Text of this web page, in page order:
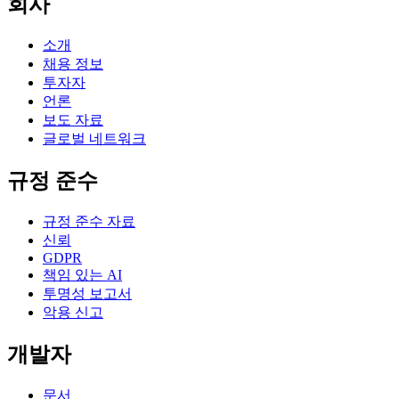
소개
채용 정보
투자자
언론
보도 자료
글로벌 네트워크
규정 준수
규정 준수 자료
신뢰
GDPR
책임 있는 AI
투명성 보고서
악용 신고
개발자
문서